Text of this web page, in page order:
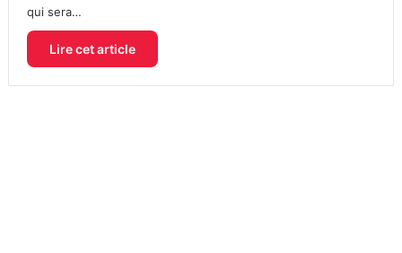
qui sera…
Lire cet article